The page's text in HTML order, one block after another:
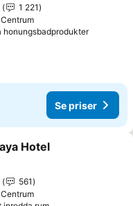
1 221
honungsbadprodukterSe
Se priser
i Mina Favoriter
Hotel
561